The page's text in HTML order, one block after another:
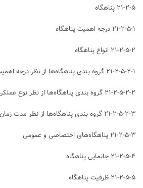
۲۱-۲-۵ پناهگاه
۲۱-۲-۵-۱ درجه اهمیت پناهگاه
۲۱-۲-۵-۲ انواع پناهگاه
۲۱-۲-۵-۲-۱ گروه بندی پناهگاه‌ها از نظر درجه اهمیت
۲۱-۲-۵-۲-۲ گروه بندی پناهگاه‌ها از نظر نوع عملکرد
۲۱-۲-۵-۲-۳ گروه بندی پناهگاه‌ها از نظر مدت زمان اقامت
۲۱-۲-۵-۳ پناهگاه‌های اختصاصی و عمومی ⁭
۲۱-۲-۵-۴ جانمایی پناهگاه ⁭
۲۱-۲-۵-۵ ظرفيت پناهگاه